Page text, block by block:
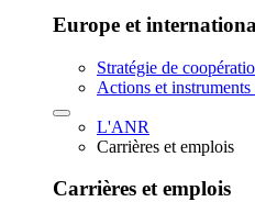
Europe et
Stratégie de
Actions et instruments
L'ANR
Carrières et emplois
Carrières et emplois